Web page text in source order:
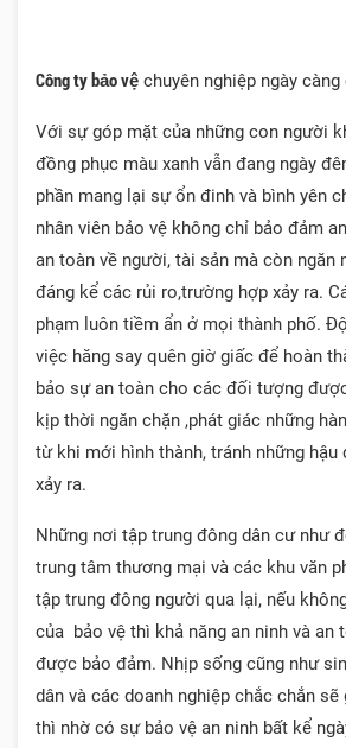
Công ty bảo vệ chuyên nghiệp ngày
Với sự góp mặt của những con người
đồng phục màu xanh vẫn đang ngày
phần mang lại sự ổn đinh và bình yên
nhân viên bảo vệ không chỉ bảo đảm
an toàn về người, tài sản mà còn ngăn
đáng kể các rủi ro,trường hợp xảy ra.
phạm luôn tiềm ẩn ở mọi thành phố.
việc hăng say quên giờ giấc để hoàn
bảo sự an toàn cho các đối tượng
kịp thời ngăn chặn ,phát giác những
từ khi mới hình thành, tránh những hậu
xảy ra.
Những nơi tập trung đông dân cư như
trung tâm thương mại và các khu văn
tập trung đông người qua lại, nếu
của bảo vệ thì khả năng an ninh và an
được bảo đảm. Nhịp sống cũng như
dân và các doanh nghiệp chắc chắn
thì nhờ có sự bảo vệ an ninh bất kể